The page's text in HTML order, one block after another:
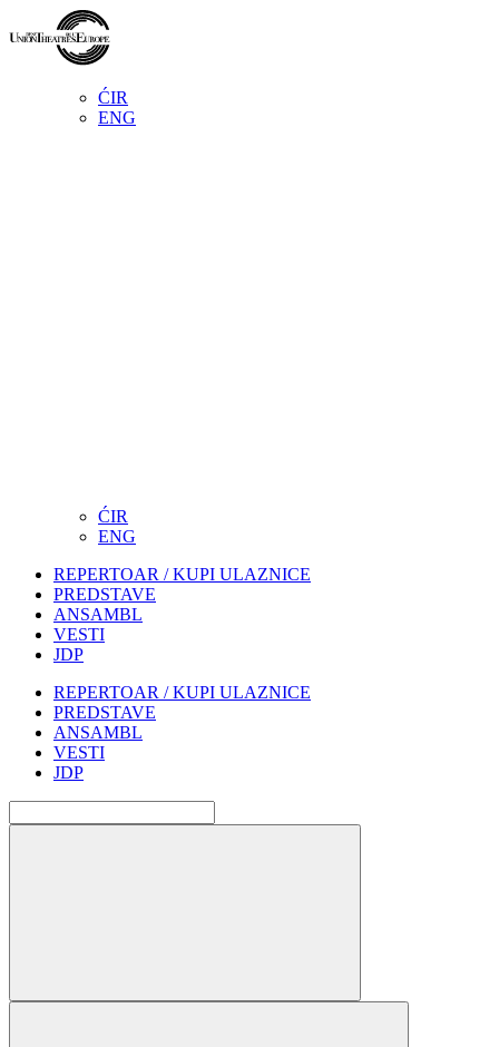
ĆIR
ENG
ĆIR
ENG
REPERTOAR / KUPI ULAZNICE
PREDSTAVE
ANSAMBL
VESTI
JDP
REPERTOAR / KUPI ULAZNICE
PREDSTAVE
ANSAMBL
VESTI
JDP